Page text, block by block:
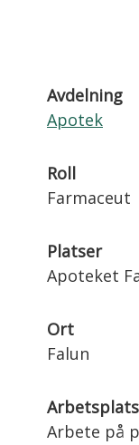
Avdelning
Apotek
Roll
Farmaceut
Platser
Apoteket
Ort
Falun
Arbetsplats
Arbete på